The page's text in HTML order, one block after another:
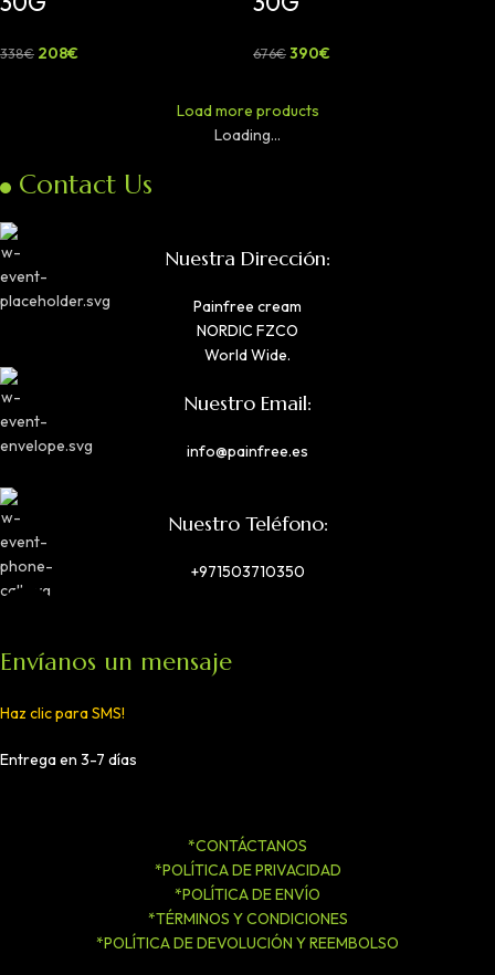
338€ 208€ 676€390€
Load more products
Loading...
Contact Us
Nuestra Dirección:
Painfree cream
NORDIC FZCO
World Wide.
Nuestro Email:
info@painfree.es
Nuestro Teléfono:
+971503710350
Envíanos un mensaje
Haz clic para SMS!
Entrega en 3-7 días
*CONTÁCTANOS
*POLÍTICA DE PRIVACIDAD
*POLÍTICA DE ENVÍO
*TÉRMINOS Y CONDICIONES
*POLÍTICA DE DEVOLUCIÓN Y REEMBOLSO